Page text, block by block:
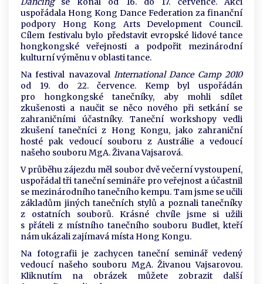
uspořádala Hong Kong Dance Federation za finanční
podpory Hong Kong Arts Development Council.
Cílem festivalu bylo představit evropské lidové tance
hongkongské veřejnosti a podpořit mezinárodní
kulturní výměnu v oblasti tance.
Na festival navazoval International Dance Camp 2010
od 19. do 22. července. Kemp byl uspořádán
pro hongkongské tanečníky, aby mohli sdílet
zkušenosti a naučit se něco nového při setkání se
zahraničními účastníky. Taneční workshopy vedli
zkušení tanečníci z Hong Kongu, jako zahraniční
hosté pak vedoucí souboru z Austrálie a vedoucí
našeho souboru MgA. Živana Vajsarová.
V průběhu zájezdu měl soubor dvě večerní vystoupení,
uspořádal tři taneční semináře pro veřejnost a účastnil
se mezinárodního tanečního kempu. Tam jsme se učili
základům jiných tanečních stylů a poznali tanečníky
z ostatních souborů. Krásné chvíle jsme si užili
s přáteli z místního tanečního souboru Budlet, kteří
nám ukázali zajímavá místa Hong Kongu.
Na fotografii je zachycen taneční seminář vedený
vedoucí našeho souboru MgA. Živanou Vajsarovou.
Kliknutím na obrázek můžete zobrazit další